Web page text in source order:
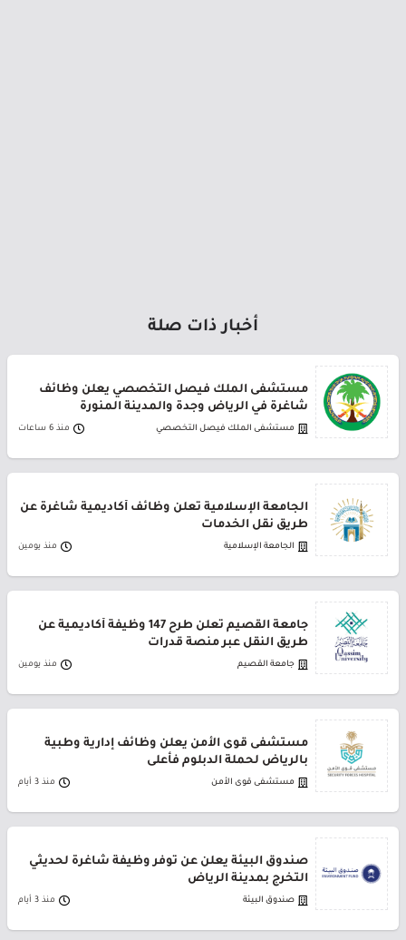
أخبار ذات صلة
مستشفى الملك فيصل التخصصي يعلن وظائف
شاغرة في الرياض وجدة والمدينة المنورة
مستشفى الملك فيصل التخصصي منذ 6 ساعات
الجامعة الإسلامية تعلن وظائف أكاديمية شاغرة عن
طريق نقل الخدمات
الجامعة الإسلامية منذ يومين
جامعة القصيم تعلن طرح 147 وظيفة أكاديمية عن
طريق النقل عبر منصة قدرات
جامعة القصيم منذ يومين
مستشفى قوى الأمن يعلن وظائف إدارية وطبية
بالرياض لحملة الدبلوم فأعلى
مستشفى قوى الأمن منذ 3 أيام
صندوق البيئة يعلن عن توفر وظيفة شاغرة لحديثي
التخرج بمدينة الرياض
صندوق البيئة منذ 3 أيام